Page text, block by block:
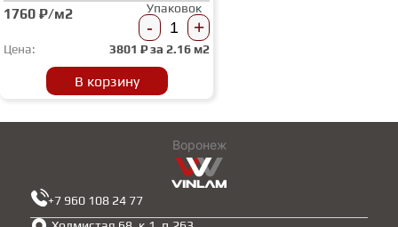
1760 ₽/м2 Упаковок
- +
Цена: 3801 ₽ за 2.16 м2
В корзину
Воронеж
+7 960 108 24 77